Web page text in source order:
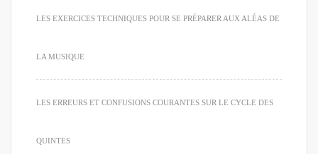
LES EXERCICES TECHNIQUES POUR SE PRÉPARER AUX ALÉAS DE
LA MUSIQUE
LES ERREURS ET CONFUSIONS COURANTES SUR LE CYCLE DES
QUINTES